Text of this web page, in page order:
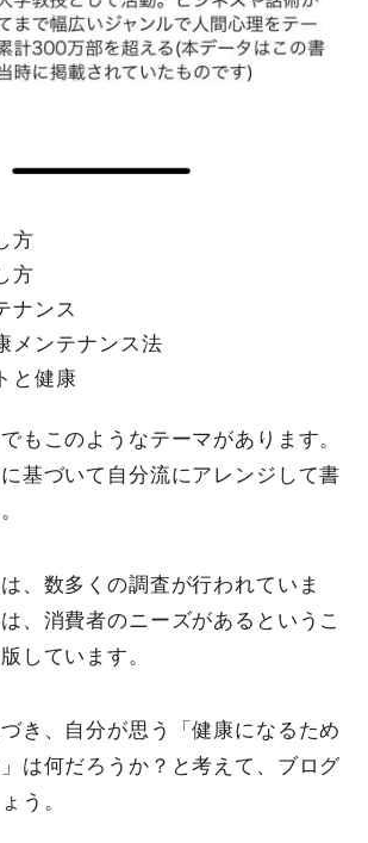
方
方
ナンス
メンテナンス法
と健康
もこのようなテーマがあります。
基づいて自分流にアレンジして書
、数多くの調査が行われていま
、消費者のニーズがあるというこ
しています。
き、自分が思う「健康になるため
は何だろうか？と考えて、ブログ
う。